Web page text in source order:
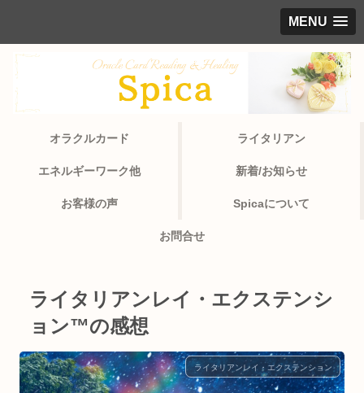
MENU
オラクルカード ライタリアン
エネルギーワーク他 新着/お知らせ
お客様の声 Spicaについて
お問合せ
ライタリアンレイ・エクステンシ
ョン™の感想
ライタリアンレイ・エクステンション